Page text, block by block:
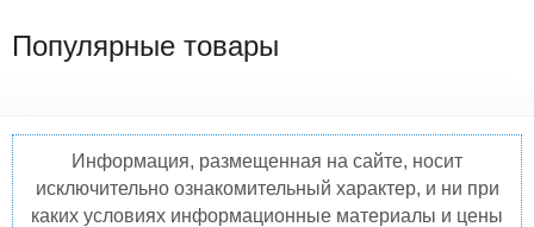
Популярные товары
Информация, размещенная на сайте, носит
исключительно ознакомительный характер, и ни при
каких условиях информационные материалы и цены